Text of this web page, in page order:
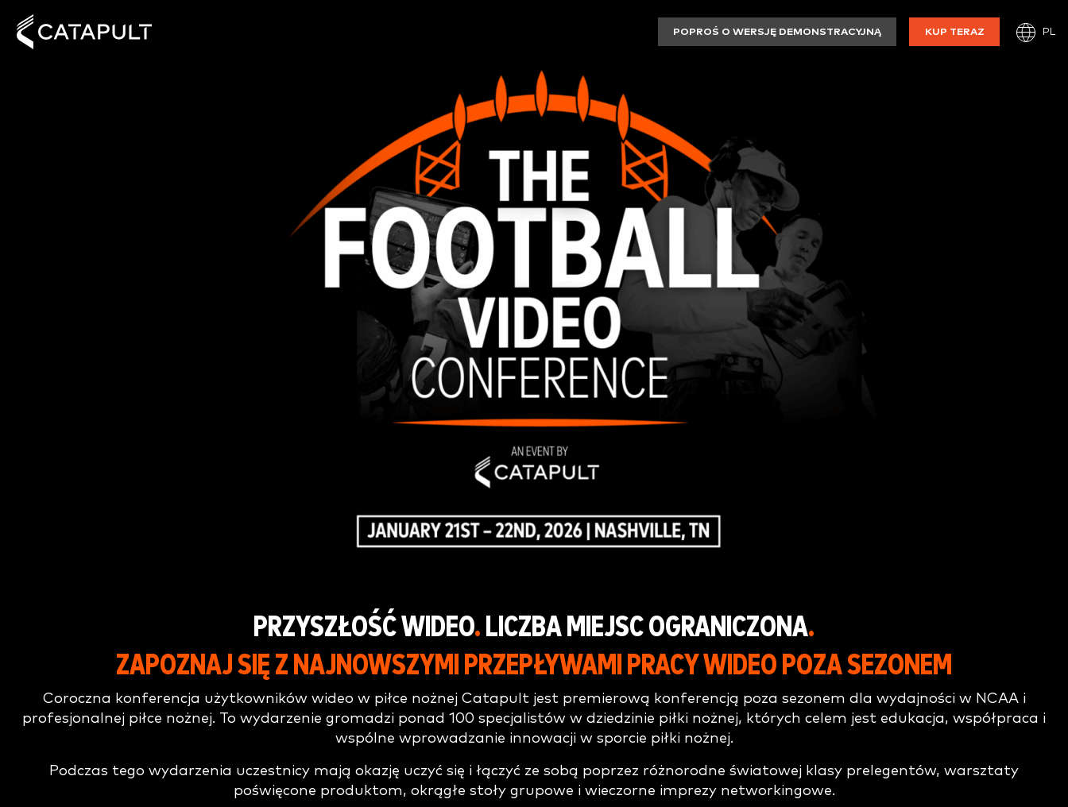
POPROŚ O WERSJĘ DEMONSTRACYJNĄ KUP TERAZ PL
PRZYSZŁOŚĆ WIDEO. LICZBA MIEJSC OGRANICZONA.
ZAPOZNAJ SIĘ Z NAJNOWSZYMI PRZEPŁYWAMI PRACY WIDEO POZA SEZONEM
Coroczna konferencja użytkowników wideo w piłce nożnej Catapult jest premierową konferencją poza sezonem dla wydajności w NCAA i
profesjonalnej piłce nożnej. To wydarzenie gromadzi ponad 100 specjalistów w dziedzinie piłki nożnej, których celem jest edukacja, współpraca i
wspólne wprowadzanie innowacji w sporcie piłki nożnej.
Podczas tego wydarzenia uczestnicy mają okazję uczyć się i łączyć ze sobą poprzez różnorodne światowej klasy prelegentów, warsztaty
poświęcone produktom, okrągłe stoły grupowe i wieczorne imprezy networkingowe.